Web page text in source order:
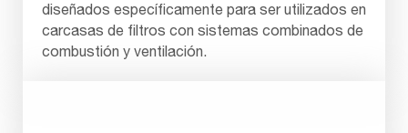
diseñados específicamente para ser utilizados en
carcasas de filtros con sistemas combinados de
combustión y ventilación.